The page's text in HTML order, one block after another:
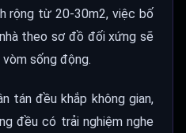
rộng từ 20-30m2, việc bố
theo sơ đồ đối xứng sẽ
sống động.
tán đều khắp không gian,
đều có trải nghiệm nghe